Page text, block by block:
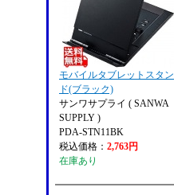
モバイルタブレットスタン
ド(ブラック)
サンワサプライ ( SANWA
SUPPLY )
PDA-STN11BK
税込価格： 2,763円
在庫あり